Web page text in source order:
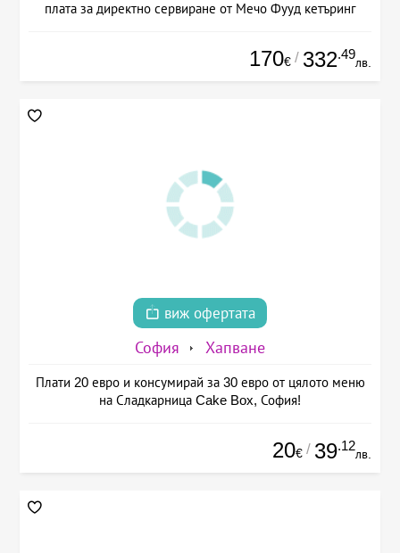
плата за директно сервиране от Мечо Фууд кетъринг
170€ / 332.49
лв.
виж офертата
София Хапване
Плати 20 евро и консумирай за 30 евро от цялото меню
на Сладкарница Cake Box, София!
20€ / 39.12
лв.